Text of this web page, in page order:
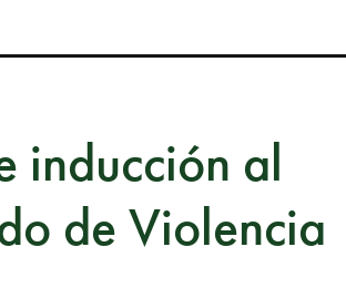
inducción al
de Violencia